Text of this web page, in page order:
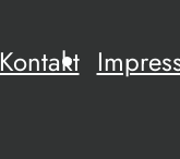
Kontakt